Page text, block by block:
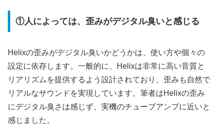
①人によっては、歪みがデジタル臭いと感じる
Helixの歪みがデジタル臭いかどうかは、使い方や個々の
設定に依存します。一般的に、Helixは非常に高い音質と
リアリズムを提供するよう設計されており、歪みも自然で
リアルなサウンドを実現しています。筆者はHelixの歪み
にデジタル臭さは感じず、実機のチューブアンプに近いと
感じました。